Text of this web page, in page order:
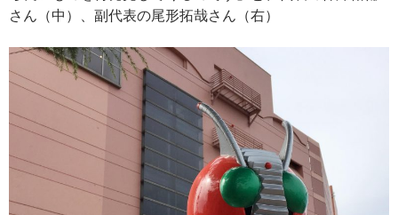
さん（中）、副代表の尾形拓哉さん（右）